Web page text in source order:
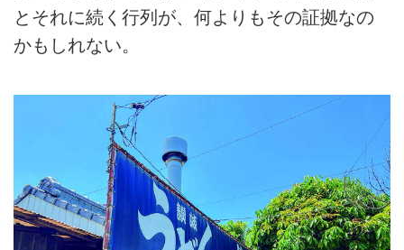
とそれに続く行列が、何よりもその証拠なの
かもしれない。